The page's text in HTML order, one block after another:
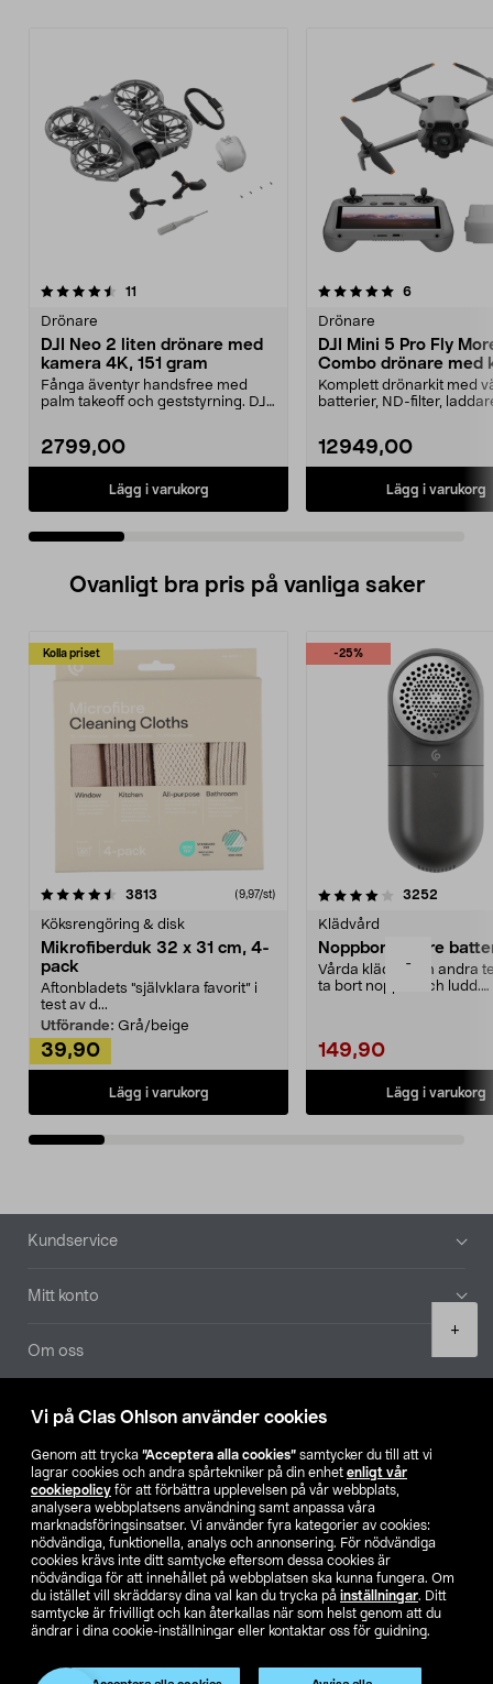
Vi på Clas Ohlson använder cookies
Genom att trycka ”Acceptera alla cookies” samtycker du till att vi
lagrar cookies och andra spårtekniker på din enhet enligt vår
cookiepolicy för att förbättra upplevelsen på vår webbplats,
analysera webbplatsens användning samt anpassa våra
marknadsföringsinsatser. Vi använder fyra kategorier av cookies:
nödvändiga, funktionella, analys och annonsering. För nödvändiga
cookies krävs inte ditt samtycke eftersom dessa cookies är
nödvändiga för att innehållet på webbplatsen ska kunna fungera. Om
du istället vill skräddarsy dina val kan du trycka på inställningar. Ditt
samtycke är frivilligt och kan återkallas när som helst genom att du
ändrar i dina cookie-inställningar eller kontaktar oss för guidning.
-
+
11
Drönare
DJI Neo 2 liten drönare med
kamera 4K, 151 gram
Fånga äventyr handsfree med
palm takeoff och geststyrning. DJI
2799,00
Lägg i varukorg
5.0 av 5 stjärnor 6recensioner
Drönare
DJI Mini 5 Pro Fly
Combo drönare med
249 g
Komplett drönarkit med
batterier, ND-filter,
12949,00
Lägg i varukorg
5.0 av 5 stjärnor
Ovanligt bra pris på vanliga saker
Kolla priset
3813 (9,97/st)
Köksrengöring & disk
Mikrofiberduk 32 x 31 cm, 4-
pack
Aftonbladets "självklara favorit” i
test av d...
Utförande: Grå/beige
39,90
Lägg i varukorg
-25%
4.0av 5 stjärnor 3252
Klädvård
Noppborttagare
Vårda kläder och andra
ta bort noppor och ludd.
149,90
Lägg i varukorg
4.5av 5 stjärnor
Sidfot
Kundservice
Mitt konto
Om oss
Aktuellt
Våra bolag
Hitta butik
SE NO FI